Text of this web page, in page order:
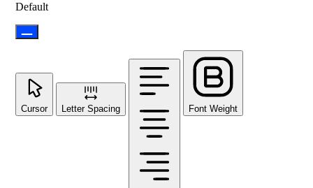
Default
Cursor Letter Spacing Font Weight